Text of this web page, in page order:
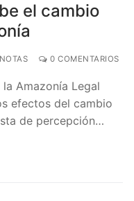
el cambio
NOTAS 0 COMENTARIOS
Amazonía Legal
efectos del cambio
de percepción…